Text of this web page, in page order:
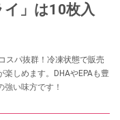
」は10枚入
スパ抜群！冷凍状態で販売
しめます。DHAやEPAも豊
い味方です！